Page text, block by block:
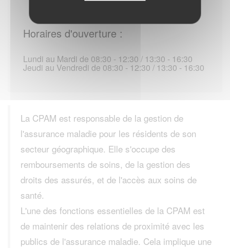
Horaires d'ouverture :
Lundi au Mardi de 08:30 - 12:30 / 13:30 - 16:30
Jeudi au Vendredi de 08:30 - 12:30 / 13:30 - 16:30
La CPAM est responsable de la gestion de
l'assurance maladie pour les résidents de son
secteur géographique. Elle s'occupe des
remboursements de soins, de la gestion des
droits des assurés, et de l'accès aux soins de
santé.
L'une des fonctions essentielles de la CPAM est
de maintenir des relations de proximité avec les
publics de l'assurance maladie. Cela implique une